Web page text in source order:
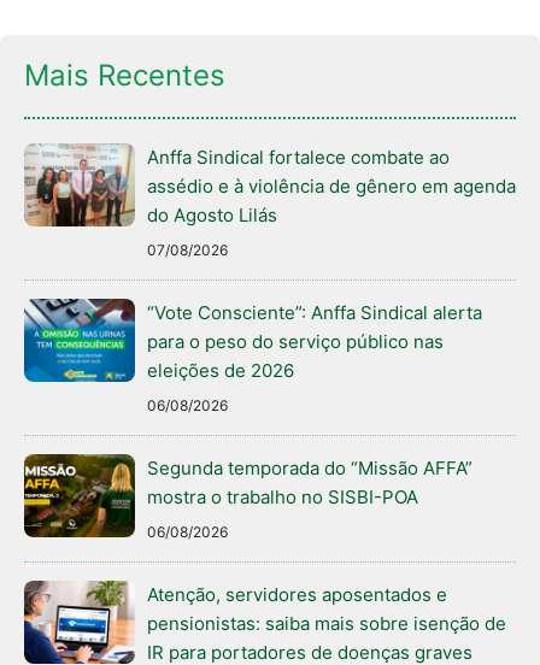
Mais Recentes
Anffa Sindical fortalece combate ao
assédio e à violência de gênero em agenda
do Agosto Lilás
07/08/2026
“Vote Consciente”: Anffa Sindical alerta
para o peso do serviço público nas
eleições de 2026
06/08/2026
Segunda temporada do “Missão AFFA”
mostra o trabalho no SISBI-POA
06/08/2026
Atenção, servidores aposentados e
pensionistas: saiba mais sobre isenção de
IR para portadores de doenças graves